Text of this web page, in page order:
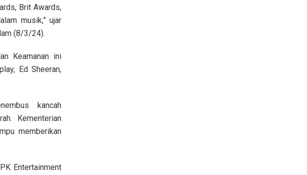
Brit Awards,
musik,” ujar
(8/3/24).
Keamanan ini
Ed Sheeran,
kancah
Kementerian
memberikan
Entertainment